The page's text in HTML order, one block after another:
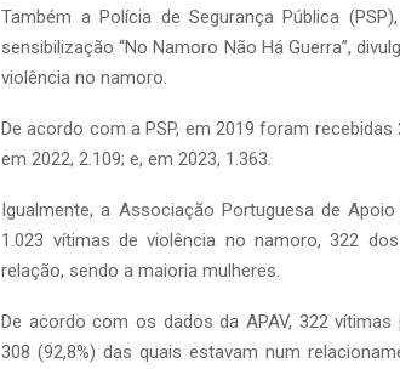
Também a Polícia de Segurança Pública
sensibilização “No Namoro Não Há Guerra”,
violência no namoro.
De acordo com a PSP, em 2019 foram recebidas
em 2022, 2.109; e, em 2023, 1.363.
Igualmente, a Associação Portuguesa de
1.023 vítimas de violência no namoro, 322
relação, sendo a maioria mulheres.
De acordo com os dados da APAV, 322
308 (92,8%) das quais estavam num